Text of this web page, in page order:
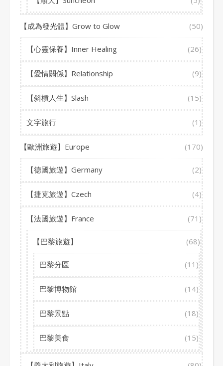
【成為發光體】Grow to Glow (50)
【心靈保養】Inner Healing (26)
【愛情關係】Relationship (9)
【斜槓人生】Slash (15)
文字旅行 (1)
【歐洲旅遊】Europe (170)
【德國旅遊】Germany (2)
【捷克旅遊】Czech (4)
【法國旅遊】France (71)
【巴黎旅遊】 (68)
巴黎分區 (11)
巴黎博物館 (14)
巴黎景點 (18)
巴黎美食 (15)